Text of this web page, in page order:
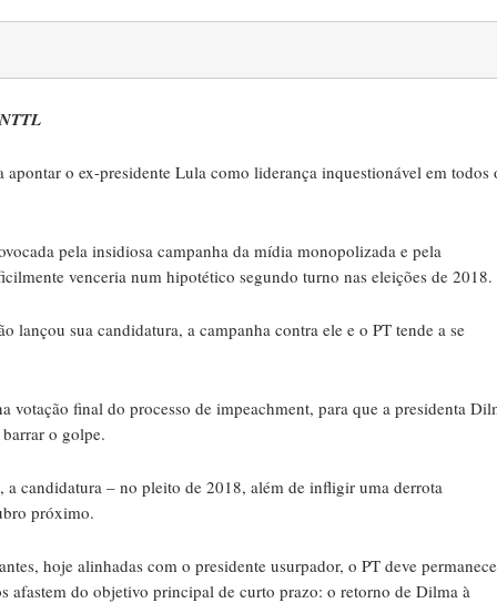
o ex-presidente Lula como liderança inquestionável em todos
pela insidiosa campanha da mídia monopolizada e pela
venceria num hipotético segundo turno nas eleições de 2018.
lançou sua candidatura, a campanha contra ele e o PT tende a se
final do processo de impeachment, para que a presidenta
o golpe.
candidatura – no pleito de 2018, além de infligir uma derrota
próximo.
hoje alinhadas com o presidente usurpador, o PT deve
afastem do objetivo principal de curto prazo: o retorno de Dilma à